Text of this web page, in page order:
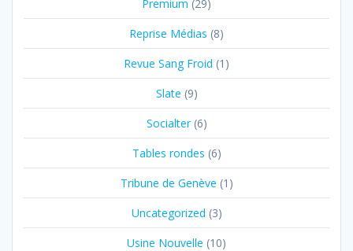
Premium (29)
Reprise Médias (8)
Revue Sang Froid (1)
Slate (9)
Socialter(6)
Tables rondes (6)
Tribune de Genève (1)
Uncategorized (3)
Usine Nouvelle (10)